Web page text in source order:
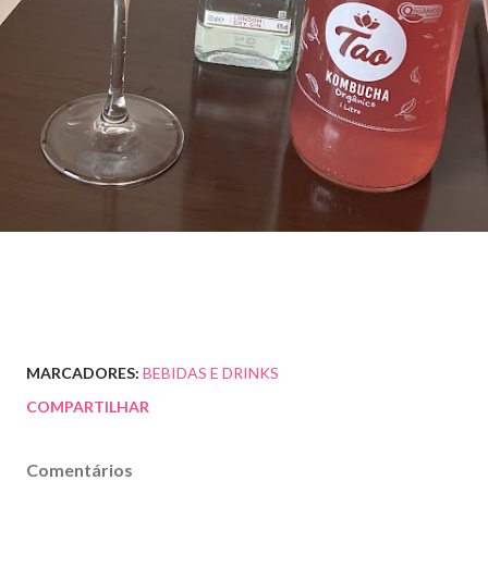
MARCADORES: BEBIDAS E DRINKS
COMPARTILHAR
Comentários